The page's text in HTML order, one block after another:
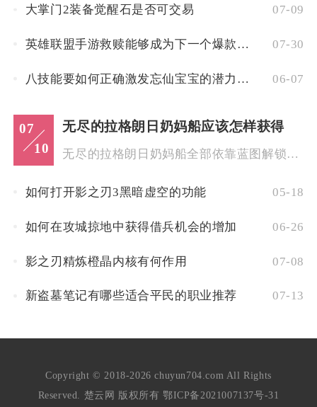
大掌门2装备觉醒石是否可交易 07-09
英雄联盟手游救赎能够成为下一个爆款游戏吗 07-30
八技能要如何正确激发忘仙宝宝的潜力技巧揭秘 06-07
07
10
无尽的拉格朗日奶妈船应该怎样获得
无尽的拉格朗日奶妈船全部依靠蓝图解锁，蓝图主要通过任务福利、...
如何打开影之刃3黑暗虚空的功能 05-18
如何在攻城掠地中获得借兵机会的增加 06-26
影之刃精炼橙晶内核有何作用 07-08
新盗墓笔记有哪些适合平民的职业推荐 07-13
Copyright © 2018-2026 chuyun704.com All Rights
Reserved. 楚云网 版权所有 鄂ICP备2021007137号-31